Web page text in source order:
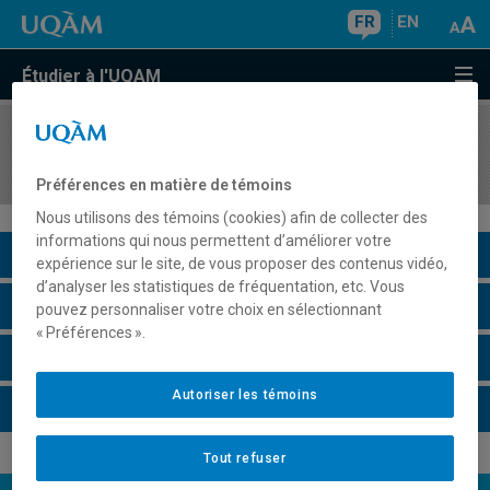
FR EN
Étudier à l'UQAM
COURS//
Description du cours
Horaire - Été 2026
Préférences en matière de témoins
Nous utilisons des témoins (cookies) afin de collecter des
informations qui nous permettent d’améliorer votre
expérience sur le site, de vous proposer des contenus vidéo,
d’analyser les statistiques de fréquentation, etc. Vous
pouvez personnaliser votre choix en sélectionnant
« Préférences ».
Tout refuser
Autoriser les témoins